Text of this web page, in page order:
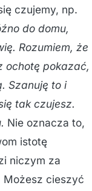
czujemy, np.
do domu,
Rozumiem, że
ochotę pokazać,
Szanuję to i
tak czujesz.
Nie oznacza to,
istotę
niczym za
Możesz cieszyć